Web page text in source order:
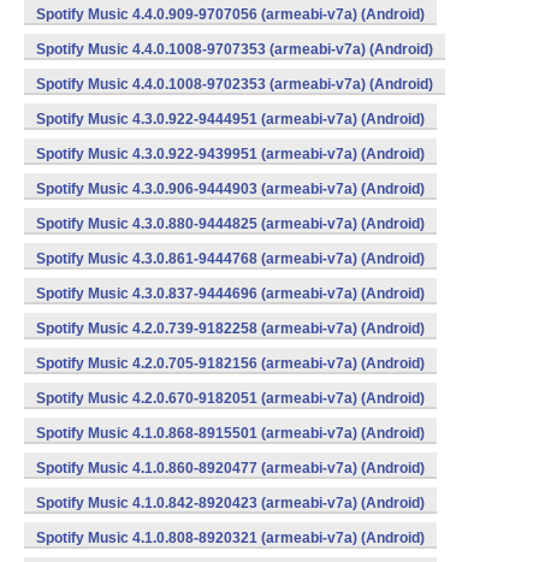
Spotify Music 4.4.0.909-9707056 (armeabi-v7a) (Android)
Spotify Music 4.4.0.1008-9707353 (armeabi-v7a) (Android)
Spotify Music 4.4.0.1008-9702353 (armeabi-v7a) (Android)
Spotify Music 4.3.0.922-9444951 (armeabi-v7a) (Android)
Spotify Music 4.3.0.922-9439951 (armeabi-v7a) (Android)
Spotify Music 4.3.0.906-9444903 (armeabi-v7a) (Android)
Spotify Music 4.3.0.880-9444825 (armeabi-v7a) (Android)
Spotify Music 4.3.0.861-9444768 (armeabi-v7a) (Android)
Spotify Music 4.3.0.837-9444696 (armeabi-v7a) (Android)
Spotify Music 4.2.0.739-9182258 (armeabi-v7a) (Android)
Spotify Music 4.2.0.705-9182156 (armeabi-v7a) (Android)
Spotify Music 4.2.0.670-9182051 (armeabi-v7a) (Android)
Spotify Music 4.1.0.868-8915501 (armeabi-v7a) (Android)
Spotify Music 4.1.0.860-8920477 (armeabi-v7a) (Android)
Spotify Music 4.1.0.842-8920423 (armeabi-v7a) (Android)
Spotify Music 4.1.0.808-8920321 (armeabi-v7a) (Android)